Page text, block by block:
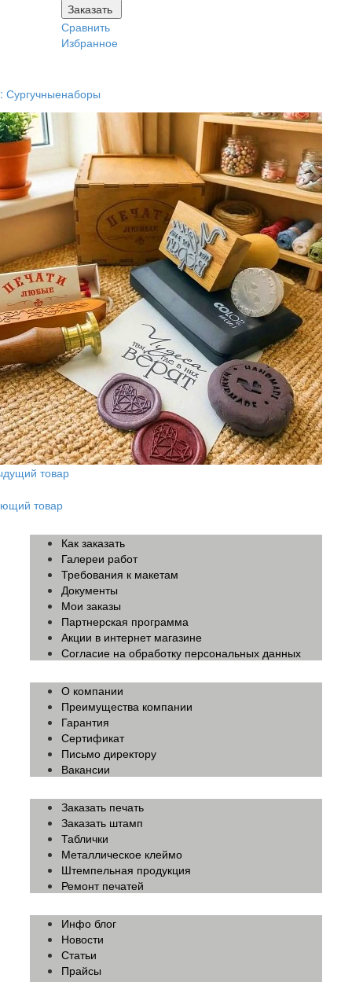
Заказать
Сравнить
Избранное
Сургучныенаборы
товар
товар
Как заказать
Галереи работ
Требования к макетам
Документы
Мои заказы
Партнерская программа
Акции в интернет магазине
Согласие на обработку персональных данных
О компании
Преимущества компании
Гарантия
Сертификат
Письмо директору
Вакансии
Заказать печать
Заказать штамп
Таблички
Металлическое клеймо
Штемпельная продукция
Ремонт печатей
Инфо блог
Новости
Статьи
Прайсы